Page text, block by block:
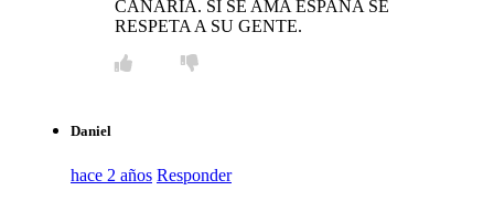
CANARIA. SI SE AMA ESPAÑA SE
RESPETA A SU GENTE.
Daniel
hace 2 años Responder